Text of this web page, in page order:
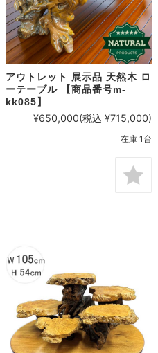
アウトレット 展示品 天然木 ロ
ーテーブル 【商品番号m-
kk085】
¥650,000(税込 ¥715,000)
在庫 1台